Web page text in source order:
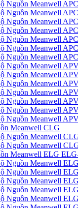
Nguồn Meanwell
Nguồn Meanwell
Nguồn Meanwell
Nguồn Meanwell
Nguồn Meanwell
Nguồn Meanwell
Nguồn Meanwell
Nguồn Meanwell
Nguồn Meanwell
Nguồn Meanwell
Nguồn Meanwell
Nguồn Meanwell
Nguồn Meanwell
Nguồn Meanwell
Meanwell CLG
Nguồn Meanwell
Nguồn Meanwell
Meanwell ELG
Nguồn Meanwell
Nguồn Meanwell
Nguồn Meanwell
Nguồn Meanwell
Nguồn Meanwell